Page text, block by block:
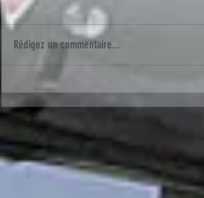
Rédigez un commentaire...